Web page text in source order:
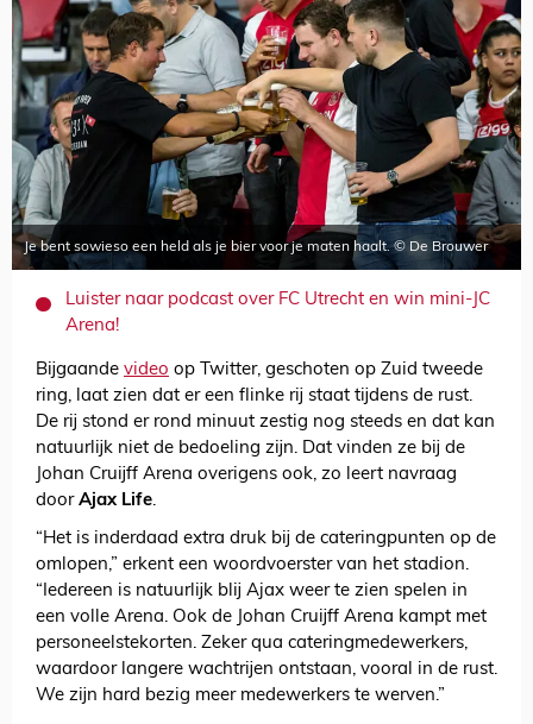
Je bent sowieso een held als je bier voor je maten haalt. © De Brouwer
Luister naar podcast over FC Utrecht en win mini-JC
Arena!
Bijgaande video op Twitter, geschoten op Zuid tweede
ring, laat zien dat er een flinke rij staat tijdens de rust.
De rij stond er rond minuut zestig nog steeds en dat kan
natuurlijk niet de bedoeling zijn. Dat vinden ze bij de
Johan Cruijff Arena overigens ook, zo leert navraag
door Ajax Life.
“Het is inderdaad extra druk bij de cateringpunten op de
omlopen,” erkent een woordvoerster van het stadion.
“Iedereen is natuurlijk blij Ajax weer te zien spelen in
een volle Arena. Ook de Johan Cruijff Arena kampt met
personeelstekorten. Zeker qua cateringmedewerkers,
waardoor langere wachtrijen ontstaan, vooral in de rust.
We zijn hard bezig meer medewerkers te werven.”